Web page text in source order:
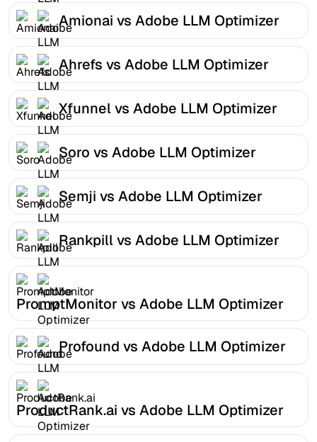
Amionai vs Adobe LLM Optimizer
Ahrefs vs Adobe LLM Optimizer
Xfunnel vs Adobe LLM Optimizer
Soro vs Adobe LLM Optimizer
Semji vs Adobe LLM Optimizer
Rankpill vs Adobe LLM Optimizer
PromptMonitor vs Adobe LLM Optimizer
Profound vs Adobe LLM Optimizer
ProductRank.ai vs Adobe LLM Optimizer